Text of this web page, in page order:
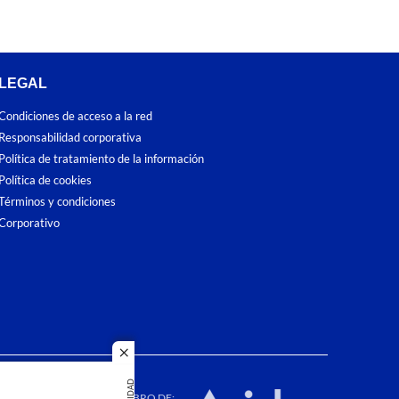
close
LEGAL
de acceso a la red
Responsabilidad corporativa
Política de tratamiento de la información
Política de cookies
y condiciones
in